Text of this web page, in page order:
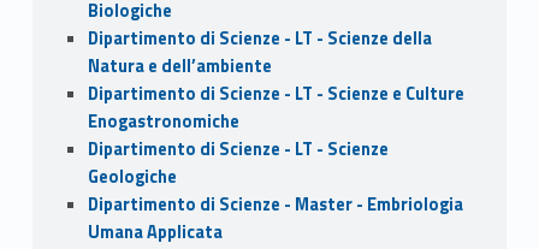
Biologiche
Dipartimento di Scienze - LT - Scienze della
Natura e dell’ambiente
Dipartimento di Scienze - LT - Scienze e Culture
Enogastronomiche
Dipartimento di Scienze - LT - Scienze
Geologiche
Dipartimento di Scienze - Master - Embriologia
Umana Applicata